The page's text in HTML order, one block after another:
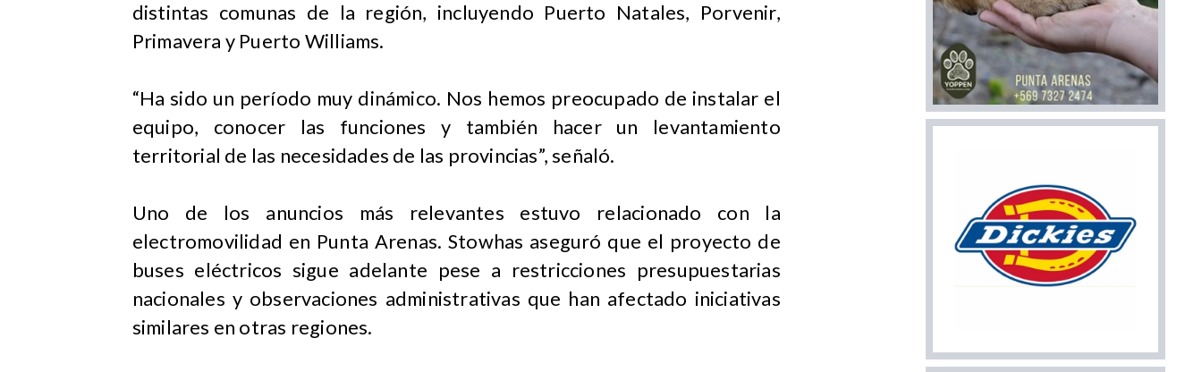
distintas comunas de la región, incluyendo Puerto Natales, Porvenir,
Primavera y Puerto Williams.
“Ha sido un período muy dinámico. Nos hemos preocupado de instalar el
equipo, conocer las funciones y también hacer un levantamiento
territorial de las necesidades de las provincias”, señaló.
Uno de los anuncios más relevantes estuvo relacionado con la
electromovilidad en Punta Arenas. Stowhas aseguró que el proyecto de
buses eléctricos sigue adelante pese a restricciones presupuestarias
nacionales y observaciones administrativas que han afectado iniciativas
similares en otras regiones.